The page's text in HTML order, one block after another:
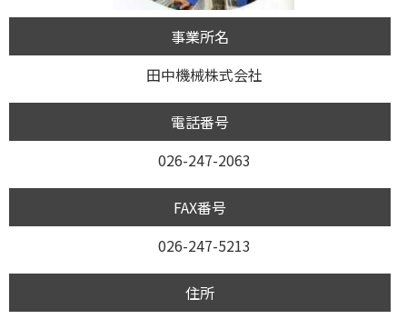
事業所名
田中機械株式会社
電話番号
026-247-2063
FAX番号
026-247-5213
住所